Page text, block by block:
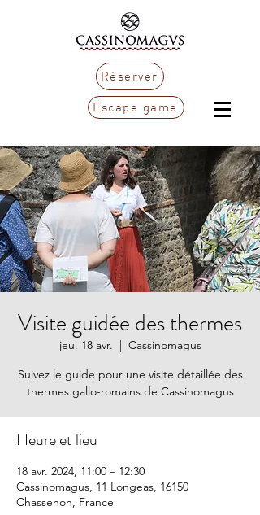
Réserver
Escape game
Visite guidée des thermes
jeu. 18 avr.
  |
Cassinomagus
Suivez le guide pour une visite détaillée des
thermes gallo-romains de Cassinomagus
Heure et lieu
18 avr. 2024, 11:00 – 12:30
Cassinomagus, 11 Longeas, 16150
Chassenon, France